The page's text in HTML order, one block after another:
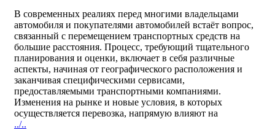
В современных реалиях перед многими владельцами
автомобиля и покупателями автомобилей встаёт вопрос,
связанный с перемещением транспортных средств на
большие расстояния. Процесс, требующий тщательного
планирования и оценки, включает в себя различные
аспекты, начиная от географического расположения и
заканчивая специфическими сервисами,
предоставляемыми транспортными компаниями.
Изменения на рынке и новые условия, в которых
осуществляется перевозка, напрямую влияют на
../..